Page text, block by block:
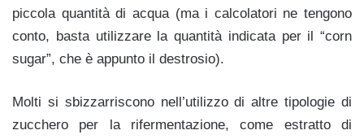
piccola quantità di acqua (ma i calcolatori ne tengono
conto, basta utilizzare la quantità indicata per il “corn
sugar”, che è appunto il destrosio).
Molti si sbizzarriscono nell’utilizzo di altre tipologie di
zucchero per la rifermentazione, come estratto di